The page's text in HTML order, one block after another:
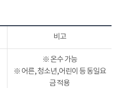
비고
※ 온수 가능
※ 어른, 청소년,어린이 등 동일요
금 적용